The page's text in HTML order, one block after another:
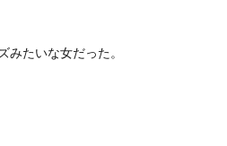
みたいな女だった。